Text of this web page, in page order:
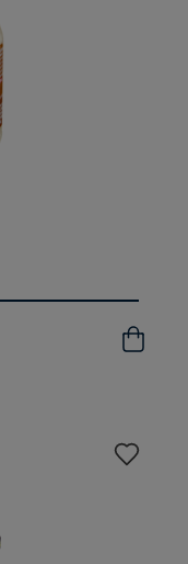
Acquista
Aggiungi